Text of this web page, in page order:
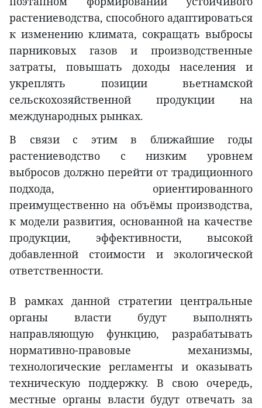
растениеводства, способного адаптироваться
к изменению климата, сокращать выбросы
парниковых газов и производственные
затраты, повышать доходы населения и
укреплять позиции вьетнамской
сельскохозяйственной продукции на
международных рынках.
В связи с этим в ближайшие годы
растениеводство с низким уровнем
выбросов должно перейти от традиционного
подхода, ориентированного
преимущественно на объёмы производства,
к модели развития, основанной на качестве
продукции, эффективности, высокой
добавленной стоимости и экологической
ответственности.
В рамках данной стратегии центральные
органы власти будут выполнять
направляющую функцию, разрабатывать
нормативно-правовые механизмы,
технологические регламенты и оказывать
техническую поддержку. В свою очередь,
местные органы власти будут отвечать за